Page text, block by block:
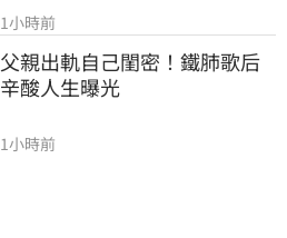
1小時前
父親出軌自己閨密！鐵肺歌后
辛酸人生曝光
1小時前